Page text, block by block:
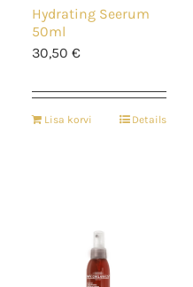
Hydrating Seerum
50ml
30,50 €
Lisa korvi Details